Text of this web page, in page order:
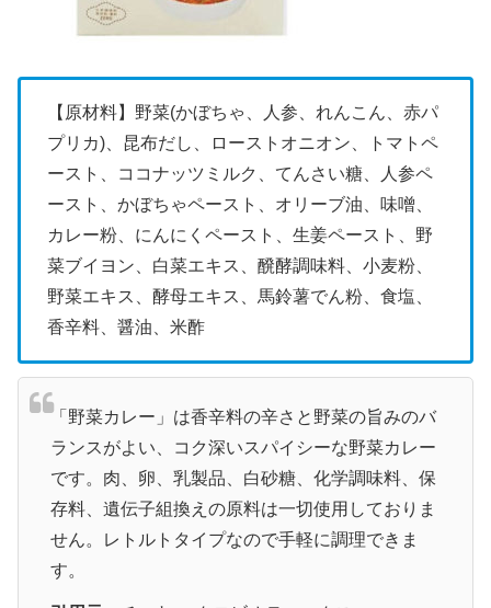
【原材料】野菜(かぼちゃ、人参、れんこん、赤パ
プリカ)、昆布だし、ローストオニオン、トマトペ
ースト、ココナッツミルク、てんさい糖、人参ペ
ースト、かぼちゃペースト、オリーブ油、味噌、
カレー粉、にんにくペースト、生姜ペースト、野
菜ブイヨン、白菜エキス、醗酵調味料、小麦粉、
野菜エキス、酵母エキス、馬鈴薯でん粉、食塩、
香辛料、醤油、米酢
「野菜カレー」は香辛料の辛さと野菜の旨みのバ
ランスがよい、コク深いスパイシーな野菜カレー
です。肉、卵、乳製品、白砂糖、化学調味料、保
存料、遺伝子組換えの原料は一切使用しておりま
せん。レトルトタイプなので手軽に調理できま
す。